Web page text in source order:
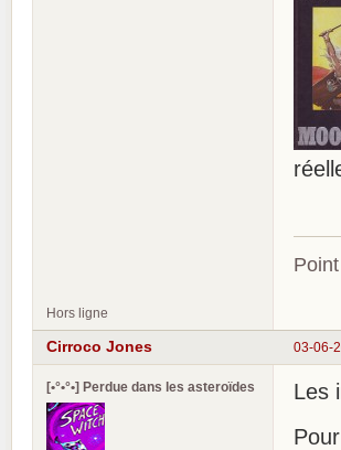
Hors ligne
03-06-
Cirroco Jones
[•°•°•] Perdue dans les asteroïdes
Les